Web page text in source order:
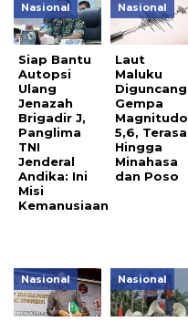
Nasional
Siap Bantu
Autopsi
Ulang
Jenazah
Brigadir J,
Panglima
TNI
Jenderal
Andika: Ini
Misi
Kemanusiaan
Nasional
Laut
Maluku
Diguncang
Gempa
Magnitudo
5,6, Terasa
Hingga
Minahasa
dan Poso
Nasional Nasional